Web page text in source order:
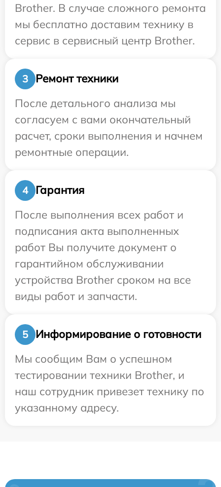
Brother. В случае сложного ремонта
мы бесплатно доставим технику в
сервис в сервисный центр Brother.
3
Ремонт техники
После детального анализа мы
согласуем с вами окончательный
расчет, сроки выполнения и начнем
ремонтные операции.
4
Гарантия
После выполнения всех работ и
подписания акта выполненных
работ Вы получите документ о
гарантийном обслуживании
устройства Brother сроком на все
виды работ и запчасти.
5
Информирование о готовности
Мы сообщим Вам о успешном
тестировании техники Brother, и
наш сотрудник привезет технику по
указанному адресу.